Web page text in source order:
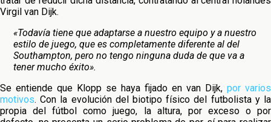
Virgil van Dijk.
«Todavía tiene que adaptarse a nuestro equipo y a nuestro
estilo de juego, que es completamente diferente al del
Southampton, pero no tengo ninguna duda de que va a
tener mucho éxito».
Se entiende que Klopp se haya fijado en van Dijk, por varios
motivos. Con la evolución del biotipo físico del futbolista y la
propia del fútbol como juego, la altura, por exceso o por